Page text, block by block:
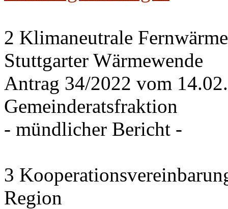
2 Klimaneutrale
Stuttgarter Wärmewende
Antrag 34/2022 vom
Gemeinderatsfraktion
- mündlicher Bericht -
3
Region